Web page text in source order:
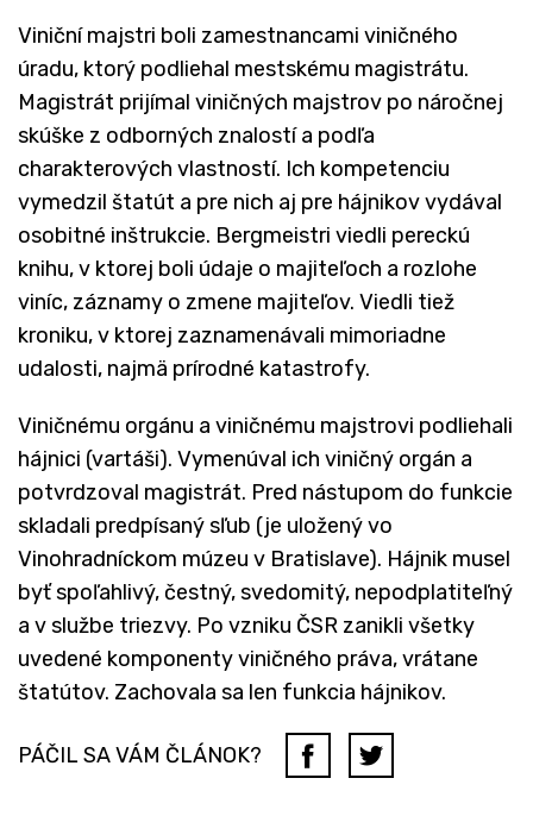
Viniční majstri boli zamestnancami viničného
úradu, ktorý podliehal mestskému magistrátu.
Magistrát prijímal viničných majstrov po náročnej
skúške z odborných znalostí a podľa
charakterových vlastností. Ich kompetenciu
vymedzil štatút a pre nich aj pre hájnikov vydával
osobitné inštrukcie. Bergmeistri viedli pereckú
knihu, v ktorej boli údaje o majiteľoch a rozlohe
viníc, záznamy o zmene majiteľov. Viedli tiež
kroniku, v ktorej zaznamenávali mimoriadne
udalosti, najmä prírodné katastrofy.
Viničnému orgánu a viničnému majstrovi podliehali
hájnici (vartáši). Vymenúval ich viničný orgán a
potvrdzoval magistrát. Pred nástupom do funkcie
skladali predpísaný sľub (je uložený vo
Vinohradníckom múzeu v Bratislave). Hájnik musel
byť spoľahlivý, čestný, svedomitý, nepodplatiteľný
a v službe triezvy. Po vzniku ČSR zanikli všetky
uvedené komponenty viničného práva, vrátane
štatútov. Zachovala sa len funkcia hájnikov.
PÁČIL SA VÁM ČLÁNOK?